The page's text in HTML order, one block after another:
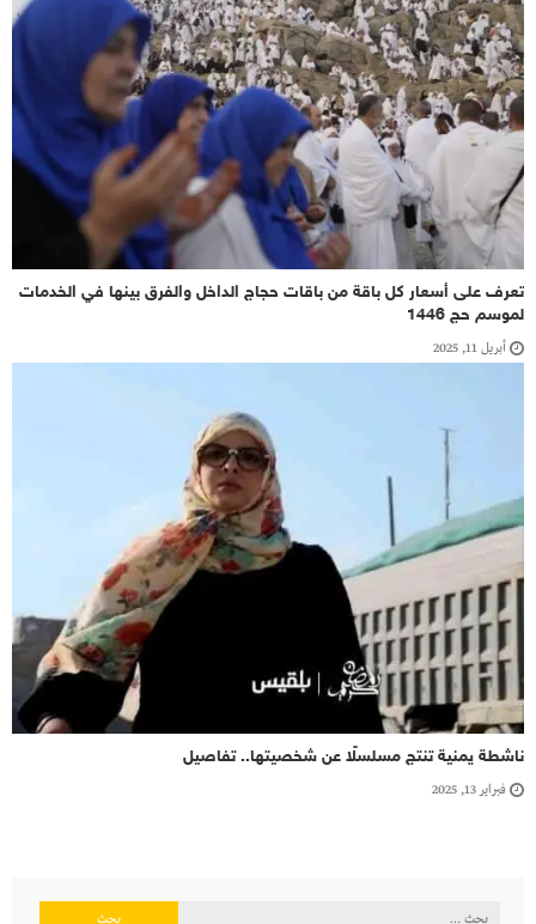
تعرف على أسعار كل باقة من باقات حجاج الداخل والفرق بينها في الخدمات
لموسم حج 1446
أبريل 11, 2025
ناشطة يمنية تنتج مسلسلًا عن شخصيتها.. تفاصيل
فبراير 13, 2025
البحث